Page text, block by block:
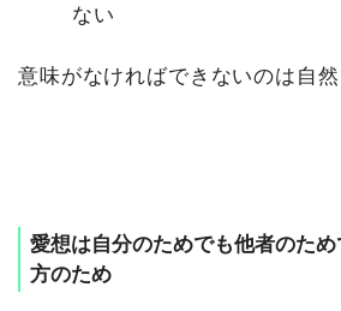
ない
意味がなければできないのは自然
愛想は自分のためでも他者のた
方のため